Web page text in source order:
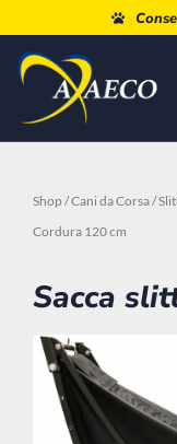
Shop /Cani da Corsa/
Cordura 120 cm
Sacca